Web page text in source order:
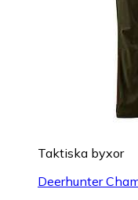
Taktiska byxor
Deerhunter